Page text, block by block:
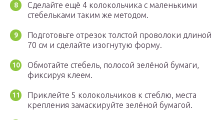
Сделайте ещё 4 колокольчика с маленькими
стебельками таким же методом.
Подготовьте отрезок толстой проволоки длиной
70 см и сделайте изогнутую форму.
Обмотайте стебель, полосой зелёной бумаги,
фиксируя клеем.
Приклейте 5 колокольчиков к стеблю, места
крепления замаскируйте зелёной бумагой.